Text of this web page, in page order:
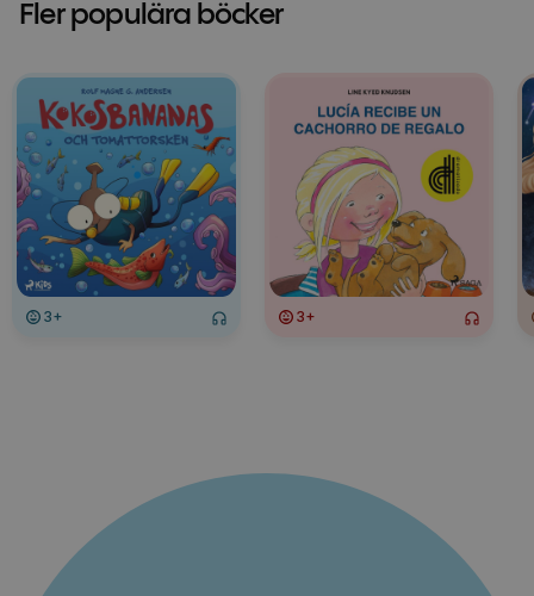
Fler populära böcker
3+ 3+